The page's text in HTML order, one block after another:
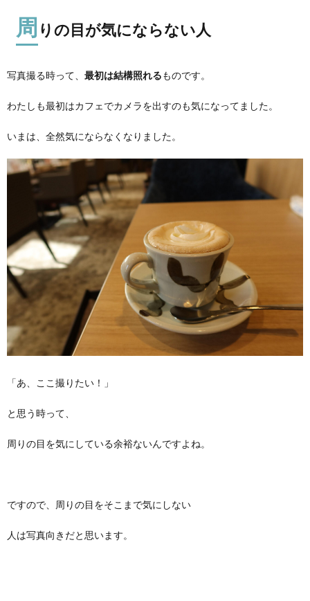
周 りの目が気にならない人
写真撮る時って、 最初は結構照れるものです。
わたしも最初はカフェでカメラを出すのも気になってました。
いまは、全然気にならなくなりました。
「あ、ここ撮りたい！」
と思う時って、
周りの目を気にしている余裕ないんですよね。
ですので、周りの目をそこまで気にしない
人は写真向きだと思います。